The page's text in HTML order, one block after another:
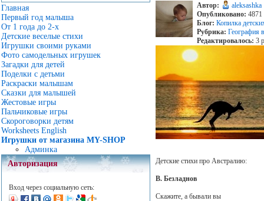
Главная
Первый год малыша
От 1 года до 2-х
Детские веселые стихи
Игрушки своими руками
Фото самодельных игрушек
Загадки для детей
Поделки с детьми
Раскраски малышам
Сказки для малышей
Жестовые игры
Пальчиковые игры
Скороговорки детям
Worksheets English
Игрушки от магазина MY-SHOP
Админка
Авторизация
Вход через социальную сеть:
Автор:
aleksashka
Опубликовано: 4871
Блог: Копилка
Рубрика: География
Редактировалось: 3
Детские стихи про Австралию:
В. Безладнов
Скажите, а бывали вы